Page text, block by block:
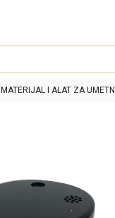
MATERIJAL I ALAT ZA